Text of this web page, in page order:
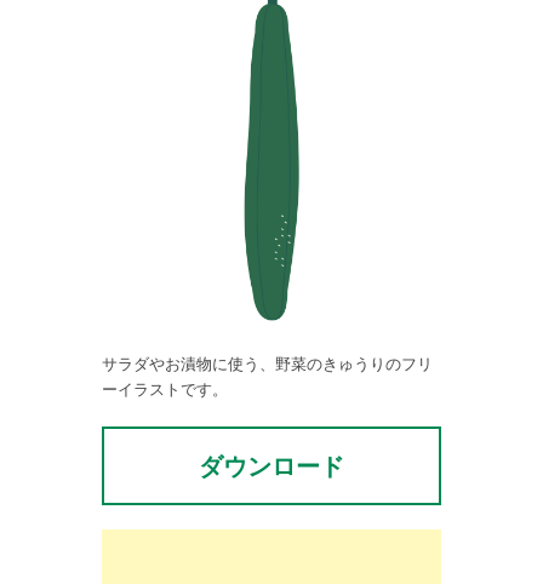
サラダやお漬物に使う、野菜のきゅうりのフリ
ーイラストです。
ダウンロード